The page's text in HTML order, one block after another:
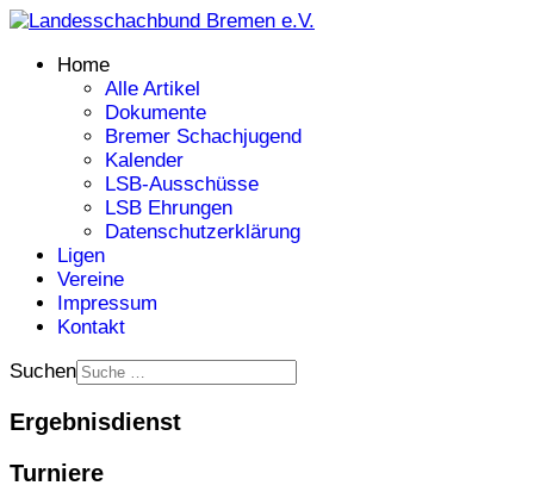
Home
Alle Artikel
Dokumente
Bremer Schachjugend
Kalender
LSB-Ausschüsse
LSB Ehrungen
Datenschutzerklärung
Ligen
Vereine
Impressum
Kontakt
Suchen
Ergebnisdienst
Turniere